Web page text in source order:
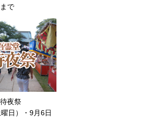
で
夜祭
日）・9月6日